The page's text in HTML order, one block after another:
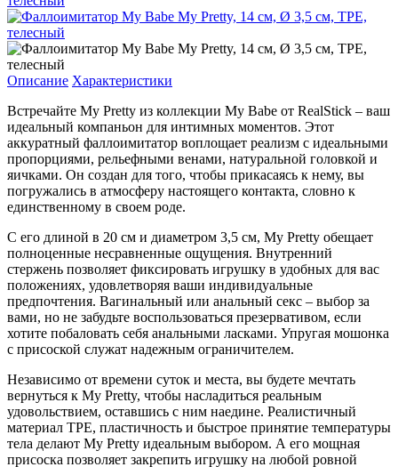
Описание Характеристики
Встречайте My Pretty из коллекции My Babe от RealStick – ваш
идеальный компаньон для интимных моментов. Этот
аккуратный фаллоимитатор воплощает реализм с идеальными
пропорциями, рельефными венами, натуральной головкой и
яичками. Он создан для того, чтобы прикасаясь к нему, вы
погружались в атмосферу настоящего контакта, словно к
единственному в своем роде.
С его длиной в 20 см и диаметром 3,5 см, My Pretty обещает
полноценные несравненные ощущения. Внутренний
стержень позволяет фиксировать игрушку в удобных для вас
положениях, удовлетворяя ваши индивидуальные
предпочтения. Вагинальный или анальный секс – выбор за
вами, но не забудьте воспользоваться презервативом, если
хотите побаловать себя анальными ласками. Упругая мошонка
с присоской служат надежным ограничителем.
Независимо от времени суток и места, вы будете мечтать
вернуться к My Pretty, чтобы насладиться реальным
удовольствием, оставшись с ним наедине. Реалистичный
материал TPE, пластичность и быстрое принятие температуры
тела делают My Pretty идеальным выбором. А его мощная
присоска позволяет закрепить игрушку на любой ровной